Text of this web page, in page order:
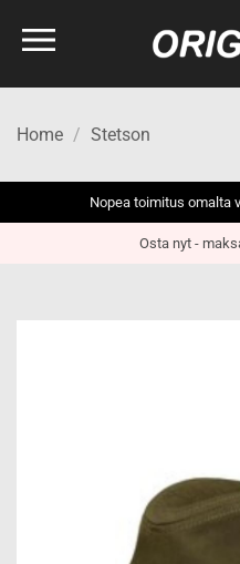
Home / Stetson
Nopea toimitus omalta
Osta nyt -